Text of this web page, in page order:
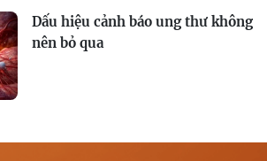
Dấu hiệu cảnh báo ung thư không
nên bỏ qua